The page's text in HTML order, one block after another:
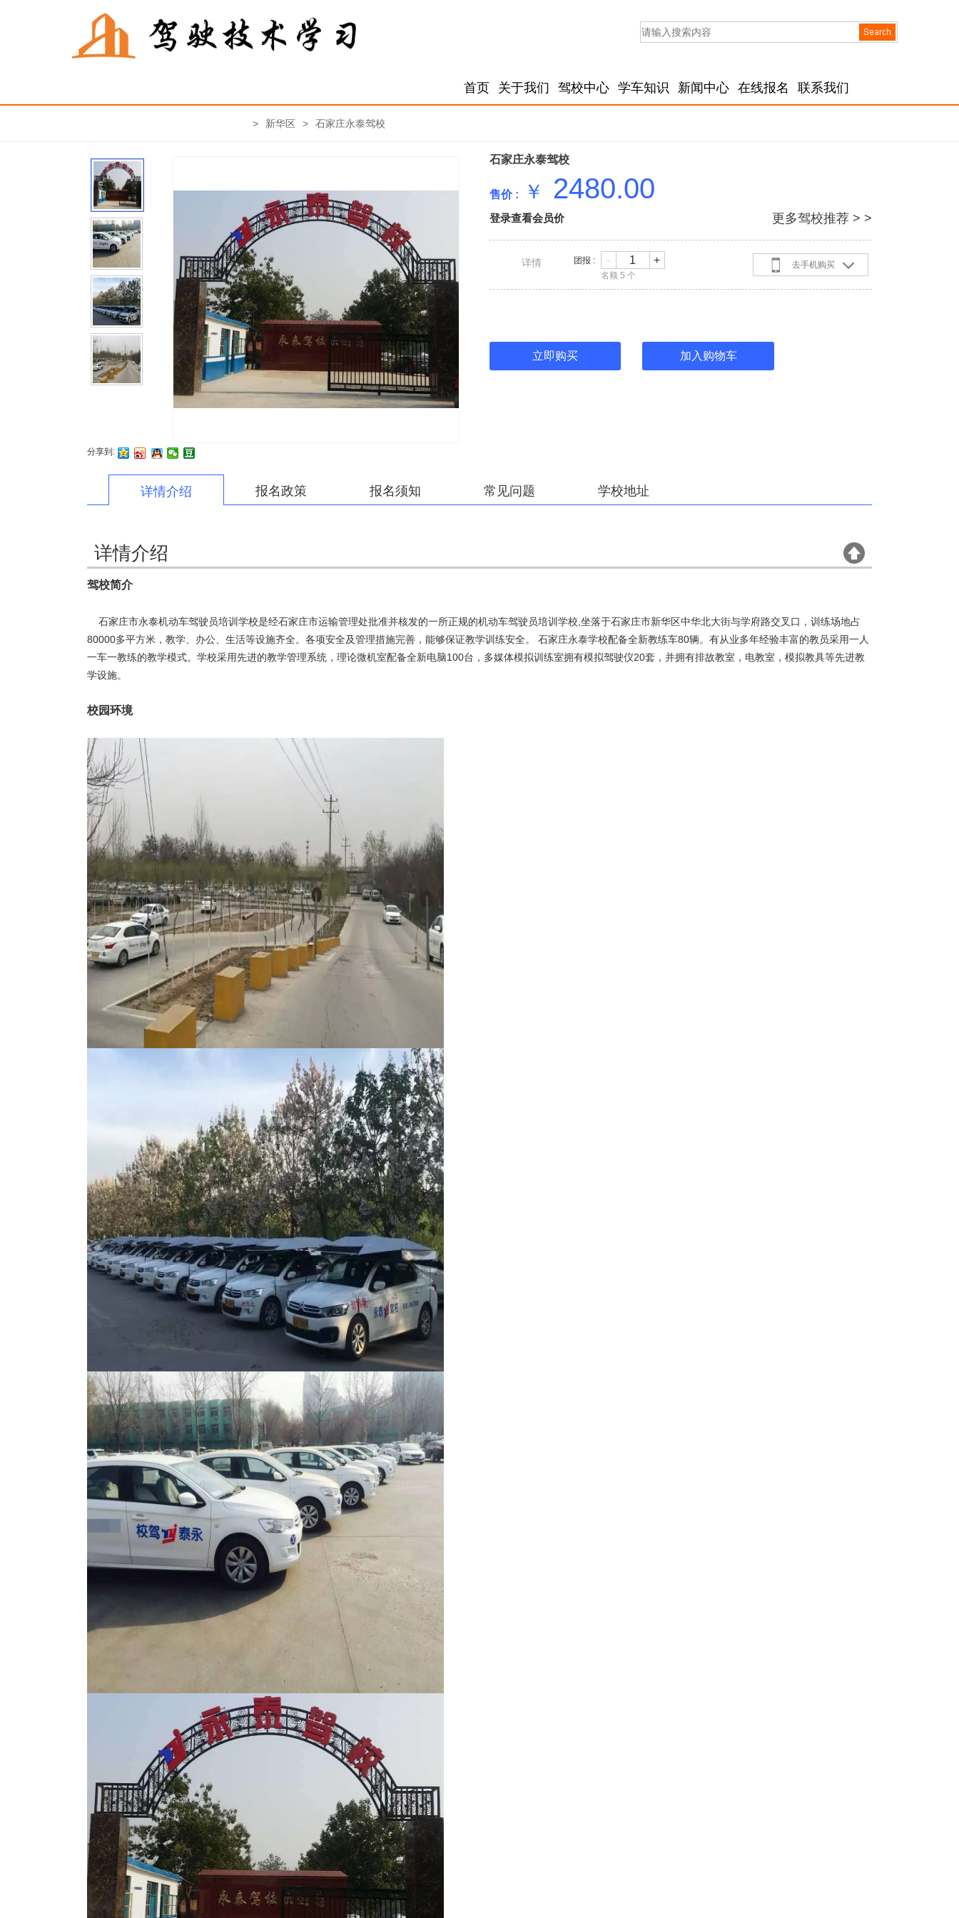
首页 关于我们 驾校中心 学车知识 新闻中心 在线报名 联系我们
> 新华区 > 石家庄永泰驾校
分享到:
石家庄永泰驾校
售价 : ￥ 2480.00
登录查看会员价 更多驾校推荐 > >
详情 团报 : - +
名额 5 个
去手机购买
立即购买 加入购物车
详情介绍 报名政策 报名须知 常见问题 学校地址
详情介绍
驾校简介
石家庄市永泰机动车驾驶员培训学校是经石家庄市运输管理处批准并核发的一所正规的机动车驾驶员培训学校,坐落于石家庄市新华区中华北大街与学府路交叉口，训练场地占
80000多平方米，教学、办公、生活等设施齐全。各项安全及管理措施完善，能够保证教学训练安全。 石家庄永泰学校配备全新教练车80辆。有从业多年经验丰富的教员采用一人
一车一教练的教学模式。学校采用先进的教学管理系统，理论微机室配备全新电脑100台，多媒体模拟训练室拥有模拟驾驶仪20套，并拥有排故教室，电教室，模拟教具等先进教
学设施。
校园环境